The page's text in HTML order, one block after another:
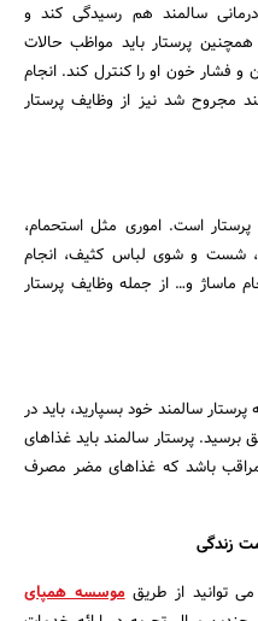
سالمند هم رسیدگی کند و
همچنین پرستار باید مواظب حالات
فشار خون او را کنترل کند. انجام
مجروح شد نیز از وظایف پرستار
است. اموری مثل استحمام،
شست و شوی لباس کثیف، انجام
ماساژ و… از جمله وظایف پرستار
سالمند خود بسپارید، باید در
برسید. پرستار سالمند باید غذاهای
باشد که غذاهای مضر مصرف
زندگی
می توانید از طریقموسسه همپای